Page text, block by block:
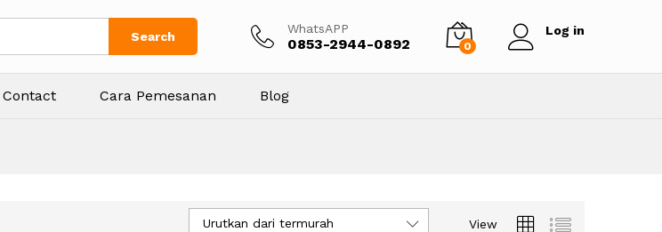
Search
WhatsAPP
0853-2944-0892 0
Log in
Contact Cara Pemesanan Blog
View
Urutkan dari termurah